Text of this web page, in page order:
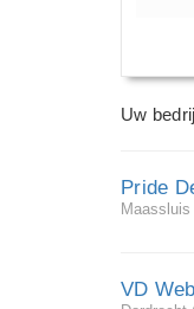
Uw
Pride
VD